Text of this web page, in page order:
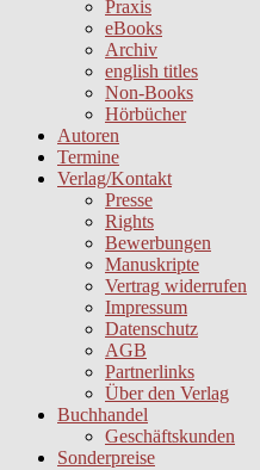
Praxis
eBooks
Archiv
english titles
Non-Books
Hörbücher
Autoren
Termine
Verlag/Kontakt
Presse
Rights
Bewerbungen
Manuskripte
Vertrag widerrufen
Impressum
Datenschutz
AGB
Partnerlinks
Über den Verlag
Buchhandel
Geschäftskunden
Sonderpreise